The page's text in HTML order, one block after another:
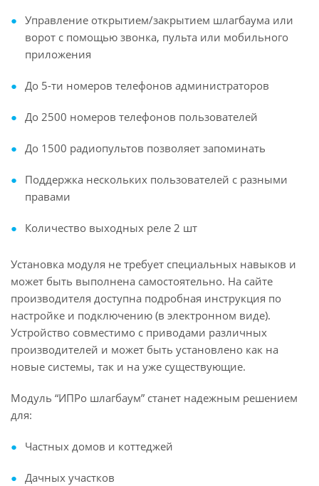
Управление открытием/закрытием шлагбаума или
ворот с помощью звонка, пульта или мобильного
приложения
До 5-ти номеров телефонов администраторов
До 2500 номеров телефонов пользователей
До 1500 радиопультов позволяет запоминать
Поддержка нескольких пользователей с разными
правами
Количество выходных реле 2 шт
Установка модуля не требует специальных навыков и
может быть выполнена самостоятельно. На сайте
производителя доступна подробная инструкция по
настройке и подключению (в электронном виде).
Устройство совместимо с приводами различных
производителей и может быть установлено как на
новые системы, так и на уже существующие.
Модуль “ИПРо шлагбаум” станет надежным решением
для:
Частных домов и коттеджей
Дачных участков